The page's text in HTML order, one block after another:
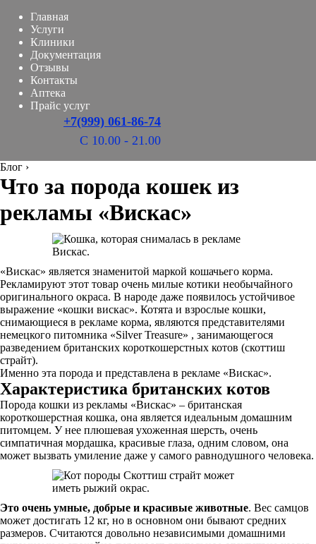
Главная
Услуги
Клиники
Документация
Отзывы
Контакты
Аптека
Прайс услуг
+7(999) 061-86-74
С 10.00 - 21.00
Блог ›
Что за порода кошек из
рекламы «Вискас»
«Вискас» является знаменитой маркой кошачьего корма.
Рекламируют этот товар очень милые котики необычайного
оригинального окраса. В народе даже появилось устойчивое
выражение «кошки вискас». Котята и взрослые кошки,
снимающиеся в рекламе корма, являются представителями
немецкого питомника «Silver Treasure» , занимающегося
разведением британских короткошерстных котов (скоттиш
страйт).
Именно эта порода и представлена в рекламе «Вискас».
Характеристика британских котов
Порода кошки из рекламы «Вискас» – британская
короткошерстная кошка, она является идеальным домашним
питомцем. У нее плюшевая ухоженная шерсть, очень
симпатичная мордашка, красивые глаза, одним словом, она
может вызвать умиление даже у самого равнодушного человека.
Это очень умные, добрые и красивые животные. Вес самцов
может достигать 12 кг, но в основном они бывают средних
размеров. Считаются довольно независимыми домашними